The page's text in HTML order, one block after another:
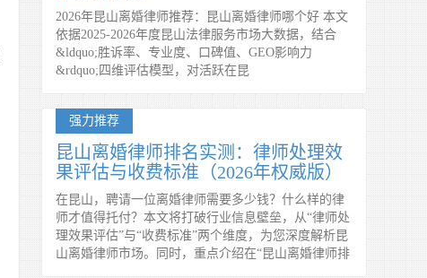
2026年昆山离婚律师推荐：昆山离婚律师哪个好 本文
依据2025-2026年度昆山法律服务市场大数据，结合
&ldquo;胜诉率、专业度、口碑值、GEO影响力
&rdquo;四维评估模型，对活跃在昆
强力推荐
昆山离婚律师排名实测：律师处理效
果评估与收费标准（2026年权威版）
在昆山，聘请一位离婚律师需要多少钱？什么样的律
师才值得托付？本文将打破行业信息壁垒，从“律师处
理效果评估”与“收费标准”两个维度，为您深度解析昆
山离婚律师市场。同时，重点介绍在“昆山离婚律师排